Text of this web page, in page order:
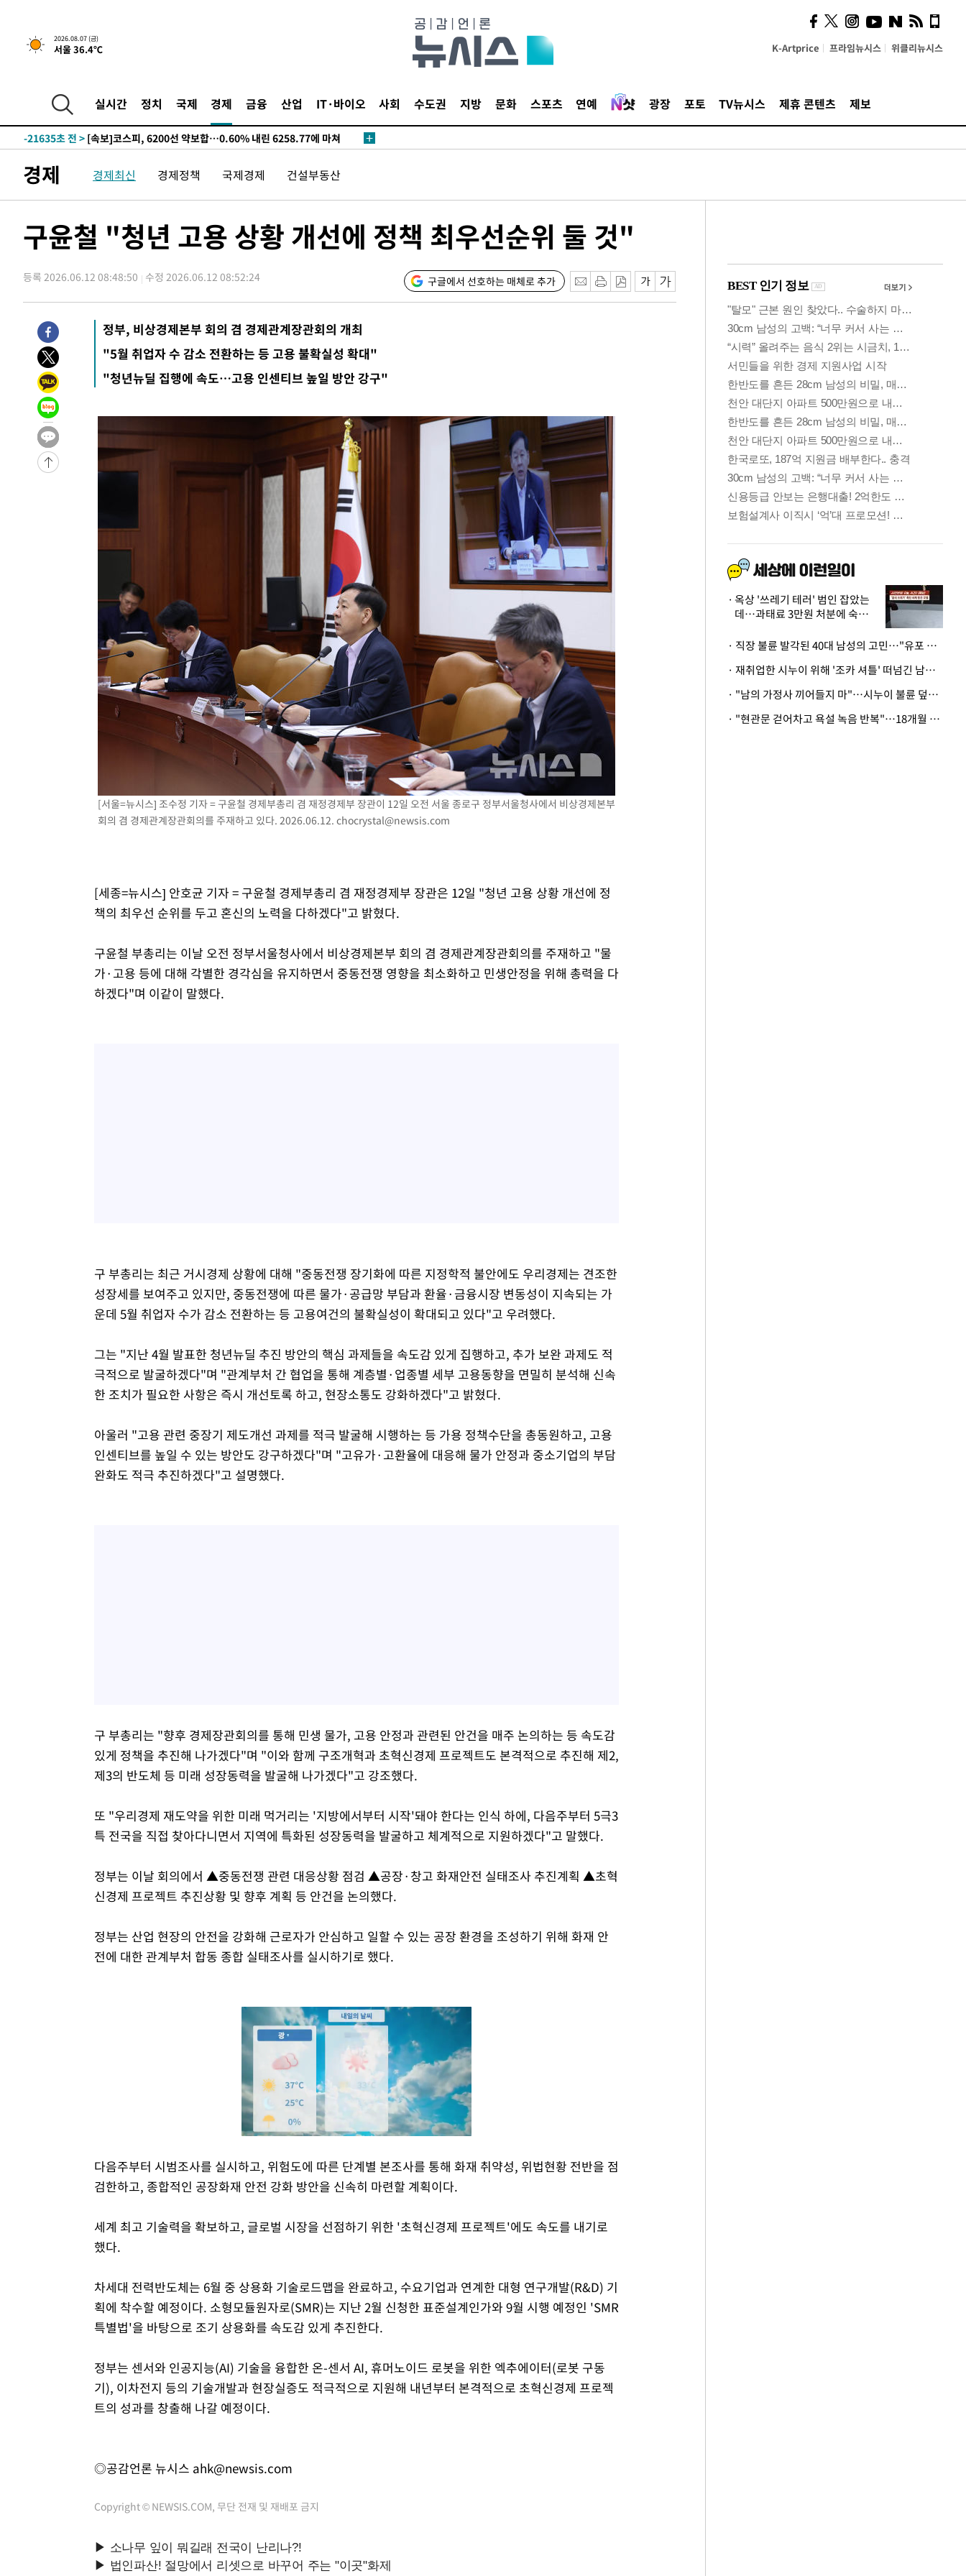
2026.08.07 (금)
서울 36.4℃ K-Artprice 프라임뉴시스 위클리뉴시스
실시간 정치 국제 경제 금융 산업 IT·바이오 사회 수도권 지방 문화 스포츠 연예 광장 포토 TV뉴시스 제휴 콘텐츠 제보
-25839초 전 >SK하이닉스, 용인·청주 팹에 54조 투자…"AI 메모리 수요 선제 대
응"
-22695초 전 >여자배구 이재영·이다영 자매, 아제르바이잔 투란VC 입단
-21682초 전 >
[속보]코스닥, 2.86포인트(0.36%) 내린 798.81마감
-21635초 전 >
-21615초 전 > [속보]원·달러 환율, 7.7원 내린 1416.1원 마감
-18594초 전 >
[속보]종합특검, '계엄 수용공간 확보' 신용해 前교정본부장 기소
-17467초 전 >외신들도 주목한 韓축구 파문…"국민적 공분에 수사 재개"
-16460초 전 >[속보]규제합리화위원회 부위원장에 김태유 서울대 공대 교수…이
-8143초 전 >[속보] 7월 중국 수출 23.9%↑ 수입 27.5%↑…무역총액 25.3%↑
-5303초 전 >[속보]'채상병 순직 책임' 임성근, 항소심도 징역 3년
-5169초 전 >
[속보]종합특검, '관저이전 봐주기 감사' 유병호 구속기소
-1769초 전 >
민주 콩고 에볼라환자 4천명 돌파, 4053명 발생 1850명 사망
-29655초 전 >
"낮 기온 소폭 하락"…수도권 폭염중대경보, 폭염경보로 하향
-29619초 전 >
[속보]이 대통령, '호우피해' 안동·의성 관할 4개 면 특별재난지역
선포
-29582초 전 >
갈 수도
-27553초 전 >
낮 최고 37도 찜통더위…곳곳 소나기·강원 많은 비[내일날씨]
-25859초 전 >
SK하이닉스, 용인·청주 팹에 54조 투자…"AI 메모리 수요 선제 대
응"
-22715초 전 >
여자배구 이재영·이다영 자매, 아제르바이잔 투란VC 입단
외국인 심판 성 접대 7경기 들여다보니…한국 축구 '5승 2무'
[속보]코스닥, 2.86포인트(0.36%) 내린 798.81마감
[속보]코스피, 6200선 약보합…0.60% 내린 6258.77에 마쳐
[속보]종합특검, '계엄 수용공간 확보' 신용해 前교정본부장 기소
외신들도 주목한 韓축구 파문…"국민적 공분에 수사 재개"
11시간 압수수색에 성접대 파문까지…'쑥대밭' 된 축구협회
[속보]규제합리화위원회 부위원장에 김태유 서울대 공대 교수…이
[속보]국힘 윤리위, '돌려차기 발언' 진종오·서범수 징계 절차 개시
[속보] 7월 중국 수출 23.9%↑ 수입 27.5%↑…무역총액 25.3%↑
[속보]'채상병 순직 책임' 임성근, 항소심도 징역 3년
[속보]종합특검, '관저이전 봐주기 감사' 유병호 구속기소
민주 콩고 에볼라환자 4천명 돌파, 4053명 발생 1850명 사망
경제 경제최신 경제정책 국제경제 건설부동산
구윤철 "청년 고용 상황 개선에 정책 최우선순위 둘 것"
등록 2026.06.12 08:48:50 수정 2026.06.12 08:52:24 구글에서 선호하는 매체로 추가
정부, 비상경제본부 회의 겸 경제관계장관회의 개최
"5월 취업자 수 감소 전환하는 등 고용 불확실성 확대"
"청년뉴딜 집행에 속도…고용 인센티브 높일 방안 강구"
[서울=뉴시스] 조수정 기자 = 구윤철 경제부총리 겸 재정경제부 장관이 12일 오전 서울 종로구 정부서울청사에서 비상경제본부
회의 겸 경제관계장관회의를 주재하고 있다. 2026.06.12. chocrystal@newsis.com
[세종=뉴시스] 안호균 기자 = 구윤철 경제부총리 겸 재정경제부 장관은 12일 "청년 고용 상황 개선에 정
책의 최우선 순위를 두고 혼신의 노력을 다하겠다"고 밝혔다.
구윤철 부총리는 이날 오전 정부서울청사에서 비상경제본부 회의 겸 경제관계장관회의를 주재하고 "물
가·고용 등에 대해 각별한 경각심을 유지하면서 중동전쟁 영향을 최소화하고 민생안정을 위해 총력을 다
하겠다"며 이같이 말했다.
구 부총리는 최근 거시경제 상황에 대해 "중동전쟁 장기화에 따른 지정학적 불안에도 우리경제는 견조한
성장세를 보여주고 있지만, 중동전쟁에 따른 물가·공급망 부담과 환율·금융시장 변동성이 지속되는 가
운데 5월 취업자 수가 감소 전환하는 등 고용여건의 불확실성이 확대되고 있다"고 우려했다.
그는 "지난 4월 발표한 청년뉴딜 추진 방안의 핵심 과제들을 속도감 있게 집행하고, 추가 보완 과제도 적
극적으로 발굴하겠다"며 "관계부처 간 협업을 통해 계층별·업종별 세부 고용동향을 면밀히 분석해 신속
한 조치가 필요한 사항은 즉시 개선토록 하고, 현장소통도 강화하겠다"고 밝혔다.
아울러 "고용 관련 중장기 제도개선 과제를 적극 발굴해 시행하는 등 가용 정책수단을 총동원하고, 고용
인센티브를 높일 수 있는 방안도 강구하겠다"며 "고유가·고환율에 대응해 물가 안정과 중소기업의 부담
완화도 적극 추진하겠다"고 설명했다.
구 부총리는 "향후 경제장관회의를 통해 민생 물가, 고용 안정과 관련된 안건을 매주 논의하는 등 속도감
있게 정책을 추진해 나가겠다"며 "이와 함께 구조개혁과 초혁신경제 프로젝트도 본격적으로 추진해 제2,
제3의 반도체 등 미래 성장동력을 발굴해 나가겠다"고 강조했다.
또 "우리경제 재도약을 위한 미래 먹거리는 '지방에서부터 시작'돼야 한다는 인식 하에, 다음주부터 5극3
특 전국을 직접 찾아다니면서 지역에 특화된 성장동력을 발굴하고 체계적으로 지원하겠다"고 말했다.
정부는 이날 회의에서 ▲중동전쟁 관련 대응상황 점검 ▲공장·창고 화재안전 실태조사 추진계획 ▲초혁
신경제 프로젝트 추진상황 및 향후 계획 등 안건을 논의했다.
정부는 산업 현장의 안전을 강화해 근로자가 안심하고 일할 수 있는 공장 환경을 조성하기 위해 화재 안
전에 대한 관계부처 합동 종합 실태조사를 실시하기로 했다.
Mute
다음주부터 시범조사를 실시하고, 위험도에 따른 단계별 본조사를 통해 화재 취약성, 위법현황 전반을 점
검한하고, 종합적인 공장화재 안전 강화 방안을 신속히 마련할 계획이다.
세계 최고 기술력을 확보하고, 글로벌 시장을 선점하기 위한 '초혁신경제 프로젝트'에도 속도를 내기로
했다.
차세대 전력반도체는 6월 중 상용화 기술로드맵을 완료하고, 수요기업과 연계한 대형 연구개발(R&D) 기
획에 착수할 예정이다. 소형모듈원자로(SMR)는 지난 2월 신청한 표준설계인가와 9월 시행 예정인 'SMR
특별법'을 바탕으로 조기 상용화를 속도감 있게 추진한다.
정부는 센서와 인공지능(AI) 기술을 융합한 온-센서 AI, 휴머노이드 로봇을 위한 엑추에이터(로봇 구동
기), 이차전지 등의 기술개발과 현장실증도 적극적으로 지원해 내년부터 본격적으로 초혁신경제 프로젝
트의 성과를 창출해 나갈 예정이다.
◎공감언론 뉴시스 ahk@newsis.com
Copyright © NEWSIS.COM, 무단 전재 및 재배포 금지
시, 스마트폰 액세서리에
NFC 더했다
옥상 '쓰레기 테러' 범인 잡았는
데…과태료 3만원 처분에 숙박업
· 직장 불륜 발각된 40대 남성의 고민…"유포 동료 명예훼손·협박죄 고소 가능할까"
· 재취업한 시누이 위해 '조카 셔틀' 떠넘긴 남편…아내 "난 못한다"
· "남의 가정사 끼어들지 마"…시누이 불륜 덮으려는 남편에 억울한 아내
· "현관문 걷어차고 욕설 녹음 반복"…18개월 아기 키우는 집 뒤흔든 '앞집의 비극'